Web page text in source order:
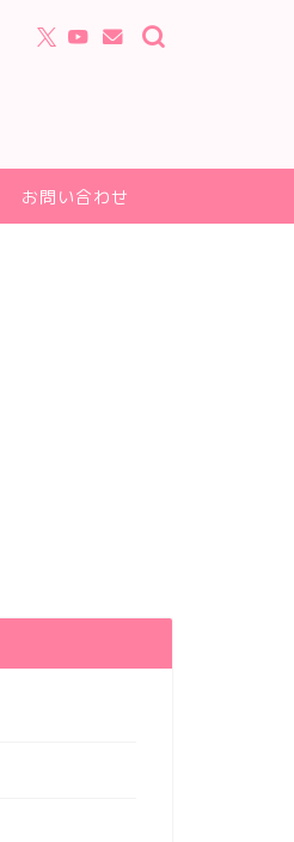
お問い合わせ